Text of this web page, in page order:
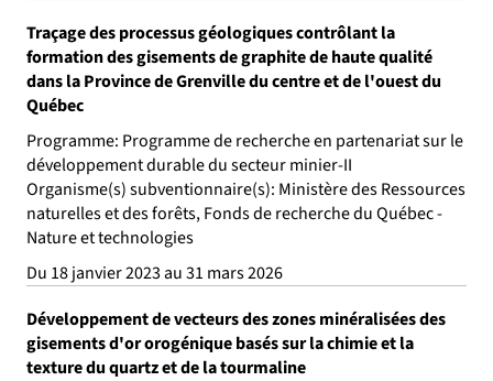
Traçage des processus géologiques contrôlant la
formation des gisements de graphite de haute qualité
dans la Province de Grenville du centre et de l'ouest du
Québec
Programme: Programme de recherche en partenariat sur le
développement durable du secteur minier-II
Organisme(s) subventionnaire(s): Ministère des Ressources
naturelles et des forêts, Fonds de recherche du Québec -
Nature et technologies
Du 18 janvier 2023 au 31 mars 2026
Développement de vecteurs des zones minéralisées des
gisements d'or orogénique basés sur la chimie et la
texture du quartz et de la tourmaline